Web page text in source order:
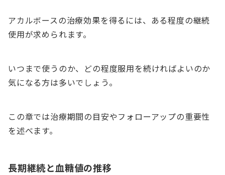
アカルボースの治療効果を得るには、ある程度の継続
使用が求められます。
いつまで使うのか、どの程度服用を続ければよいのか
気になる方は多いでしょう。
この章では治療期間の目安やフォローアップの重要性
を述べます。
長期継続と血糖値の推移